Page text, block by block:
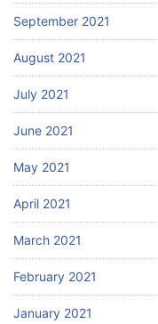
September 2021
August 2021
July 2021
June 2021
May 2021
April 2021
March 2021
February 2021
January 2021